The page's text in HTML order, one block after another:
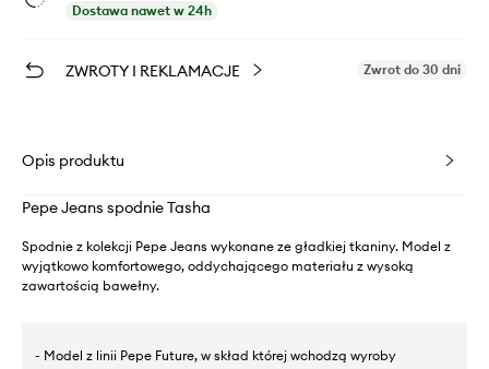
Dostawa nawet w 24h
ZWROTY I REKLAMACJE Zwrot do 30 dni
Opis produktu
Pepe Jeans spodnie Tasha
Spodnie z kolekcji Pepe Jeans wykonane ze gładkiej tkaniny. Model z
wyjątkowo komfortowego, oddychającego materiału z wysoką
zawartością bawełny.
- Model z linii Pepe Future, w skład której wchodzą wyroby